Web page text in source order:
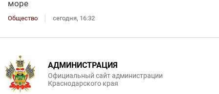
море
Общество сегодня, 16:32
АДМИНИСТРАЦИЯ
Официальный сайт администрации
Краснодарского края